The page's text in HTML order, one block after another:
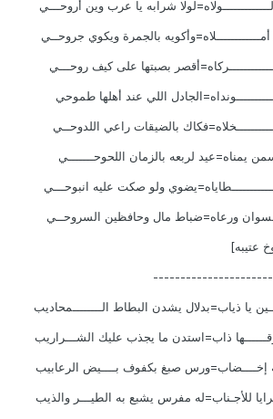
شرابه يا عرب وين أروحـــي
بالجمرة ويكوي جروحــي
بصبتها على كيف روحـــي
اللي عند أهلها طموحي
بالضيقات راعي اللدوحــي
يمناه=عيد لربعه بالزمان اللحوحـــــــي
ولو صكت عليه انبوحـــي
ورعاه=ضباط مال وحافظين السروحــي
عتيبه]
يا ذياب=بدلال يشدن البطاط الــــــــمحاديب
ذاب=استدن ما يجذب عليك الشـــراريب
إخــــضاب=ورس صبغ بكفوف بــــيض الرعابيب
للأجـناب=له مفرس يشبع به الطيـــر والذيب